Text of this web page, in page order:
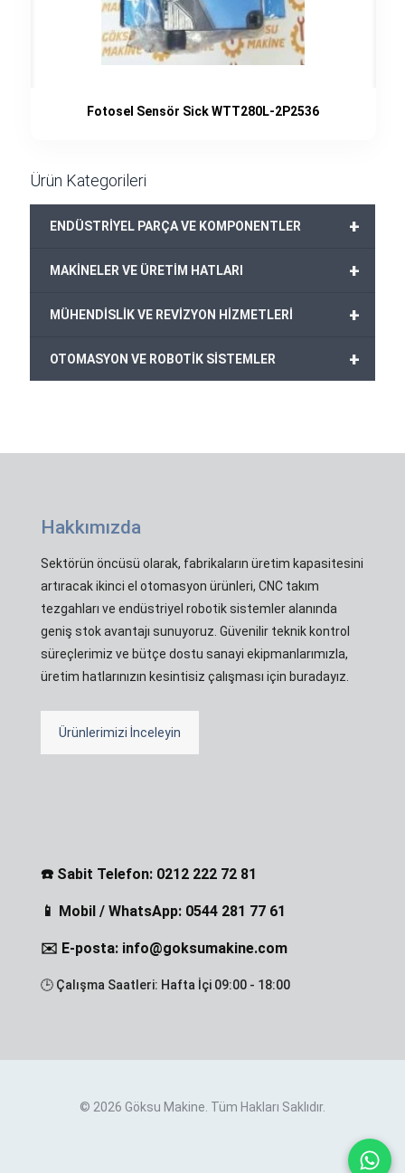
Fotosel Sensör Sick WTT280L-2P2536
Ürün Kategorileri
+
ENDÜSTRİYEL PARÇA VE KOMPONENTLER
+
MAKİNELER VE ÜRETİM HATLARI
+
MÜHENDİSLİK VE REVİZYON HİZMETLERİ
+
OTOMASYON VE ROBOTİK SİSTEMLER
Hakkımızda
Sektörün öncüsü olarak, fabrikaların üretim kapasitesini
artıracak ikinci el otomasyon ürünleri, CNC takım
tezgahları ve endüstriyel robotik sistemler alanında
geniş stok avantajı sunuyoruz. Güvenilir teknik kontrol
süreçlerimiz ve bütçe dostu sanayi ekipmanlarımızla,
üretim hatlarınızın kesintisiz çalışması için buradayız.
Ürünlerimizi İnceleyin
☎️ Sabit Telefon: 0212 222 72 81
📱 Mobil / WhatsApp: 0544 281 77 61
✉️ E-posta: info@goksumakine.com
🕒 Çalışma Saatleri: Hafta İçi 09:00 - 18:00